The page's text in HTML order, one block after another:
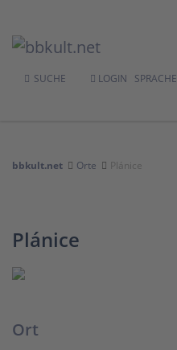
SUCHE LOGIN SPRACHE
bbkult.net Orte Plánice
Plánice
Ort